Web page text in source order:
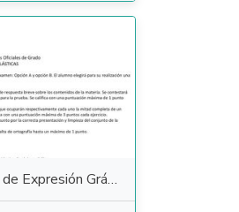
Gráfico Plástica